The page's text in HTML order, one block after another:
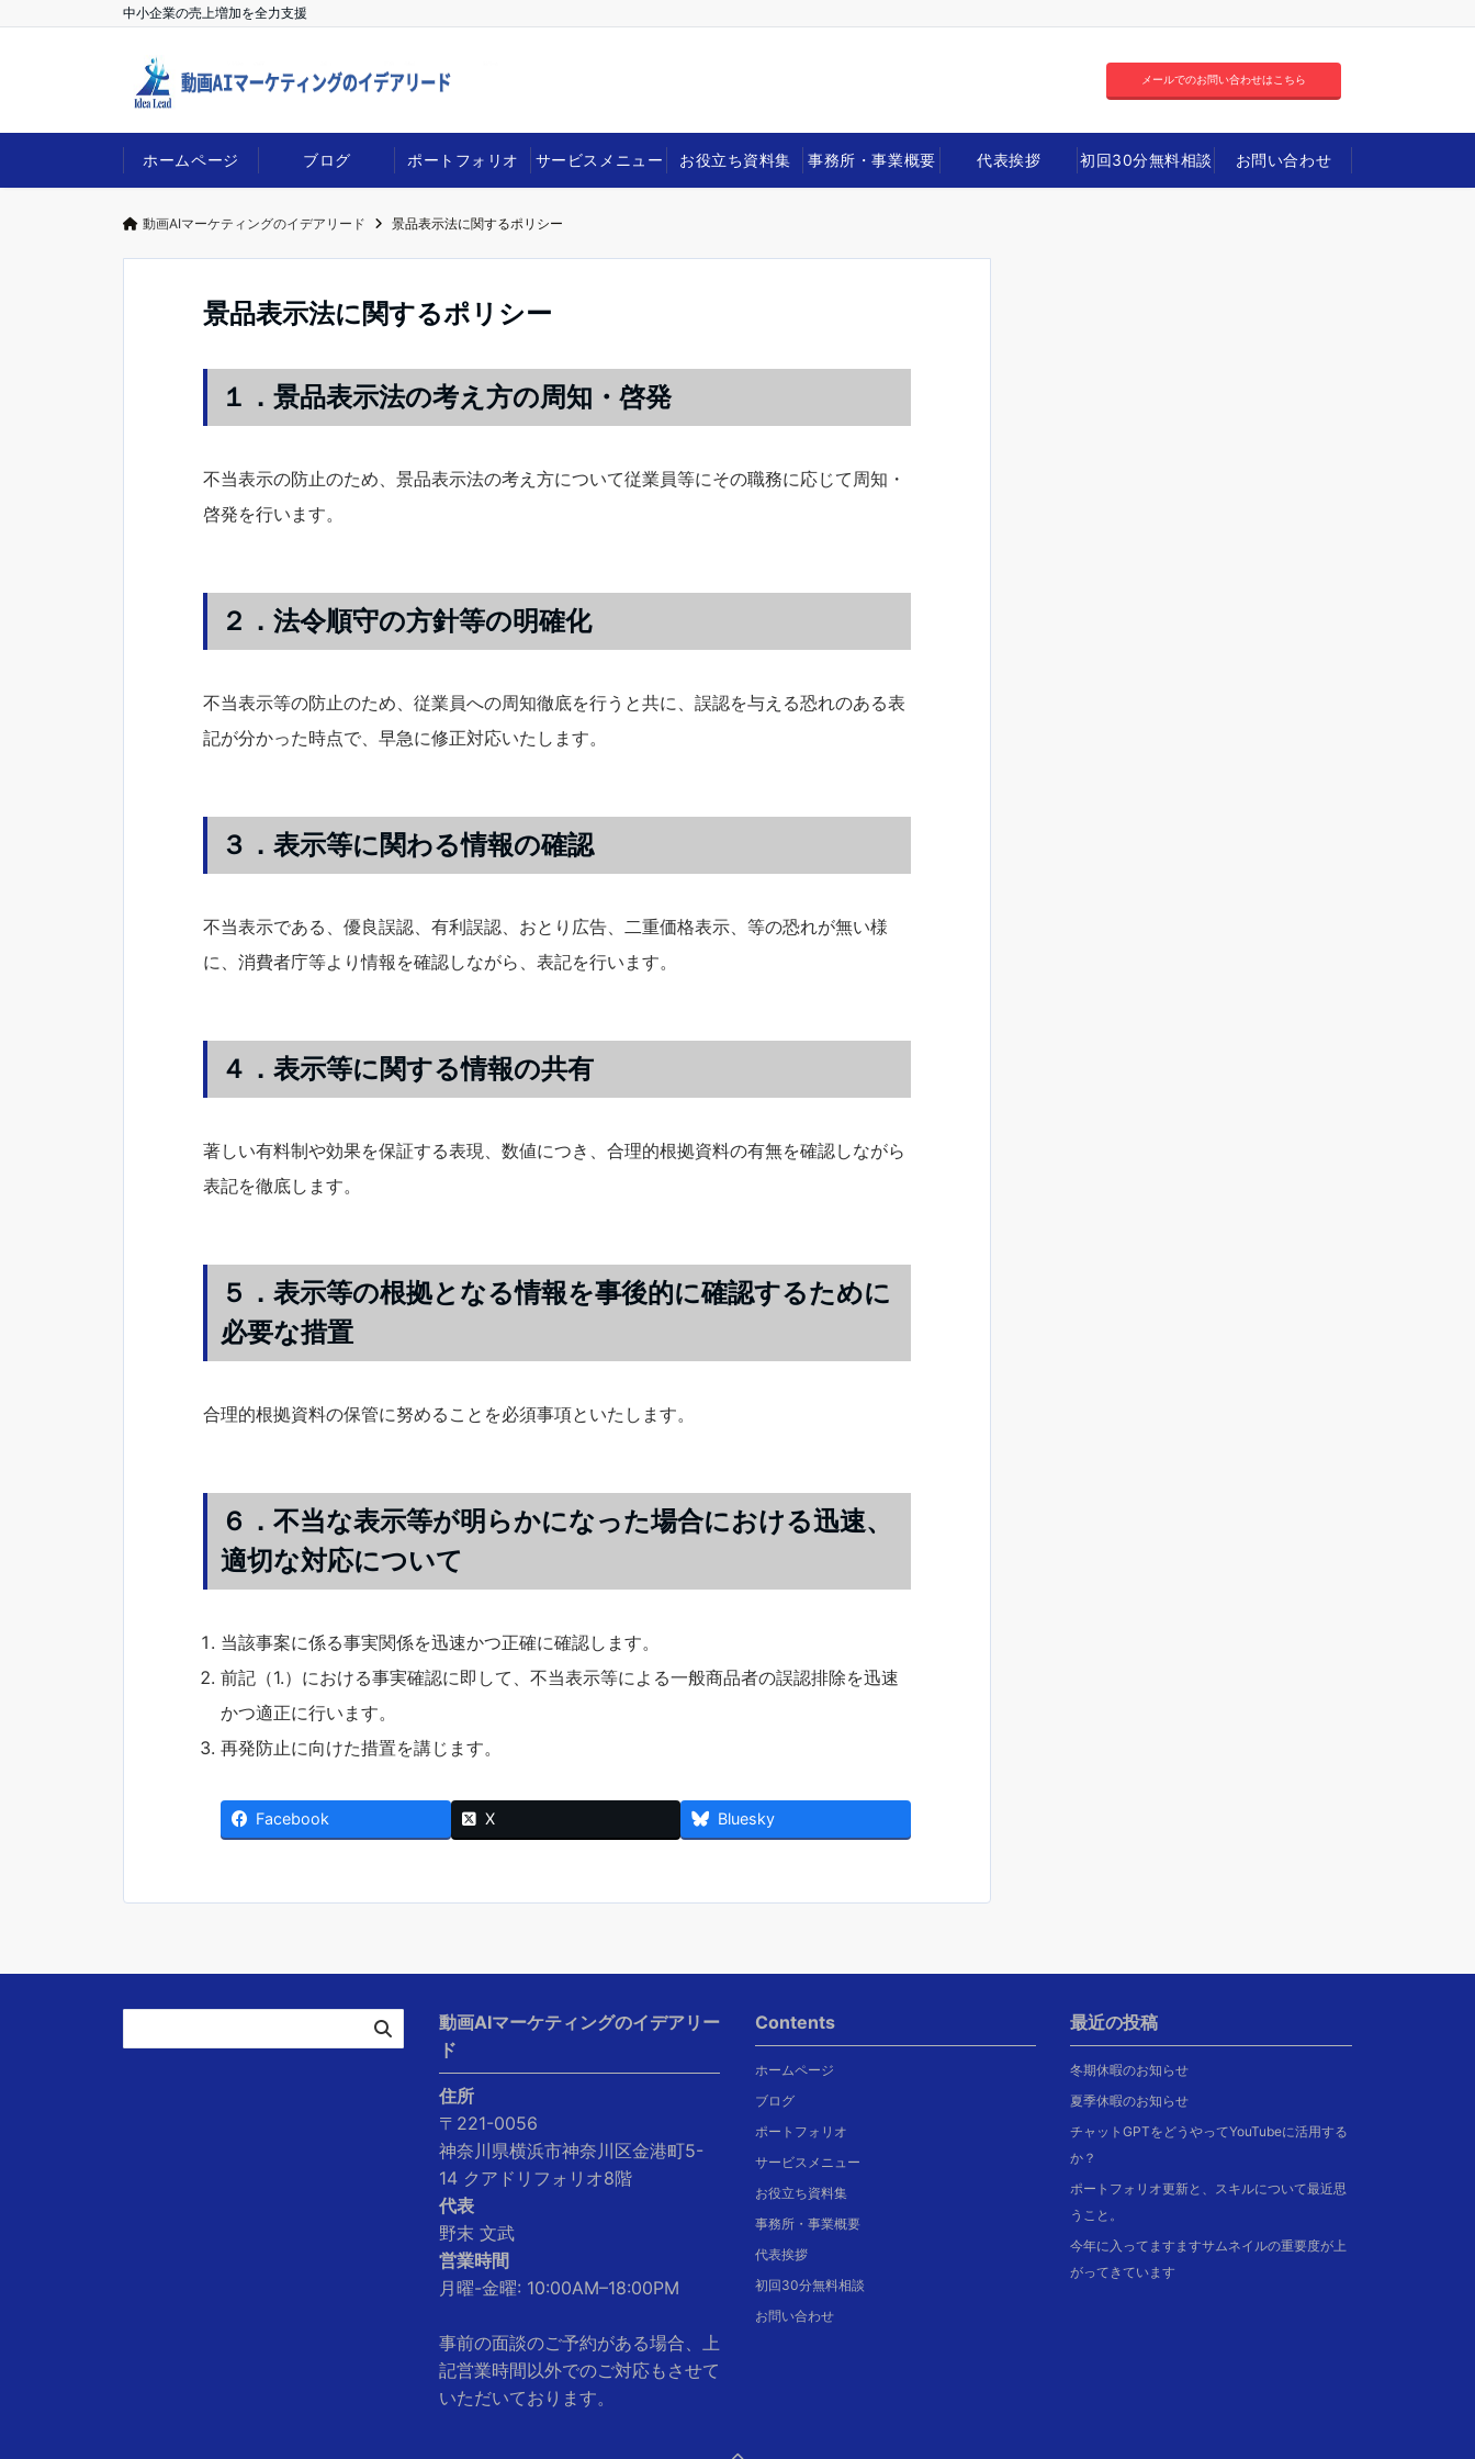
中小企業の売上増加を全力支援
メールでのお問い合わせはこちら
ホームページ ブログ ポートフォリオ サービスメニュー お役立ち資料集 事務所・事業概要 代表挨拶 初回30分無料相談 お問い合わせ
動画AIマーケティングのイデアリード 景品表示法に関するポリシー
景品表示法に関するポリシー
１．景品表示法の考え方の周知・啓発
不当表示の防止のため、景品表示法の考え方について従業員等にその職務に応じて周知・
啓発を行います。
２．法令順守の方針等の明確化
不当表示等の防止のため、従業員への周知徹底を行うと共に、誤認を与える恐れのある表
記が分かった時点で、早急に修正対応いたします。
３．表示等に関わる情報の確認
不当表示である、優良誤認、有利誤認、おとり広告、二重価格表示、等の恐れが無い様
に、消費者庁等より情報を確認しながら、表記を行います。
４．表示等に関する情報の共有
著しい有料制や効果を保証する表現、数値につき、合理的根拠資料の有無を確認しながら
表記を徹底します。
５．表示等の根拠となる情報を事後的に確認するために
必要な措置
合理的根拠資料の保管に努めることを必須事項といたします。
６．不当な表示等が明らかになった場合における迅速、
適切な対応について
当該事案に係る事実関係を迅速かつ正確に確認します。
前記（1.）における事実確認に即して、不当表示等による一般商品者の誤認排除を迅速
かつ適正に行います。
再発防止に向けた措置を講じます。
Facebook X Bluesky
動画AIマーケティングのイデアリー
ド
住所
〒221-0056
神奈川県横浜市神奈川区金港町5-
14 クアドリフォリオ8階
代表
野末 文武
営業時間
月曜-金曜: 10:00AM–18:00PM
事前の面談のご予約がある場合、上
記営業時間以外でのご対応もさせて
いただいております。
Contents
ホームページ
ブログ
ポートフォリオ
サービスメニュー
お役立ち資料集
事務所・事業概要
代表挨拶
初回30分無料相談
お問い合わせ
最近の投稿
冬期休暇のお知らせ
夏季休暇のお知らせ
チャットGPTをどうやってYouTubeに活用する
か？
ポートフォリオ更新と、スキルについて最近思
うこと。
今年に入ってますますサムネイルの重要度が上
がってきています